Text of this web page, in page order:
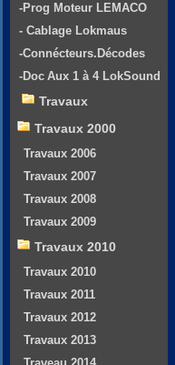
-Prog Moteur LEMACO
- Cablage Lokmaus
-Connécteurs.Décodes
-Doc Aux 1 à 4 LokSound
Travaux
Travaux 2000
Travaux 2006
Travaux 2007
Travaux 2008
Travaux 2009
Travaux 2010
Travaux 2010
Travaux 2011
Travaux 2012
Travaux 2013